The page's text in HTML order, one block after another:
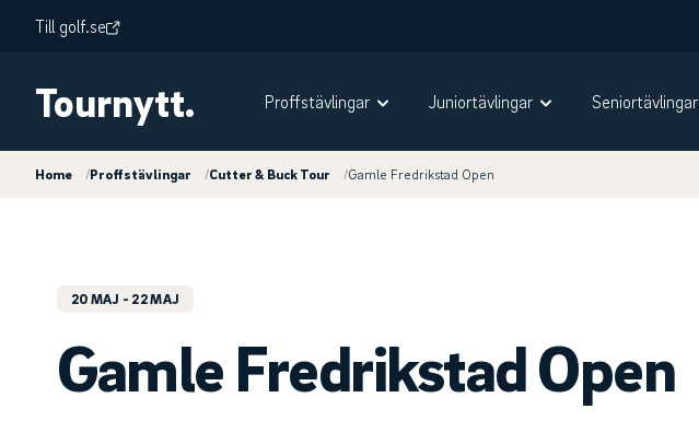
Till golf.se
Tournytt. Proffstävlingar Juniortävlingar Seniortävlingar
Home /Proffstävlingar /Cutter & Buck Tour /Gamle Fredrikstad Open
20 MAJ - 22 MAJ
Gamle Fredrikstad Open